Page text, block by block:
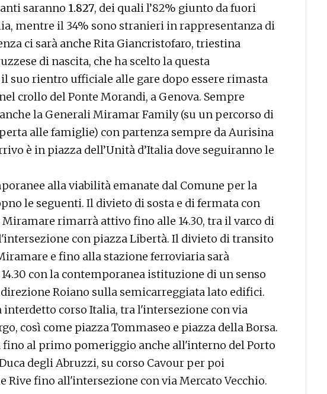
saranno 1.827, dei quali l’82% giunto da fuori
mentre il 34% sono stranieri in rappresentanza di
ci sarà anche Rita Giancristofaro, triestina
di nascita, che ha scelto la questa
suo rientro ufficiale alle gare dopo essere rimasta
crollo del Ponte Morandi, a Genova. Sempre
la Generali Miramar Family (su un percorso di
alle famiglie) con partenza sempre da Aurisina
è in piazza dell’Unità d’Italia dove seguiranno le
alla viabilità emanate dal Comune per la
le seguenti. Il divieto di sosta e di fermata con
rimarrà attivo fino alle 14.30, tra il varco di
l'intersezione con piazza Libertà. Il divieto di transito
e fino alla stazione ferroviaria sarà
con la contemporanea istituzione di un senso
Roiano sulla semicarreggiata lato edifici.
interdetto corso Italia, tra l'intersezione con via
così come piazza Tommaseo e piazza della Borsa.
al primo pomeriggio anche all'interno del Porto
degli Abruzzi, su corso Cavour per poi
Rive fino all'intersezione con via Mercato Vecchio.